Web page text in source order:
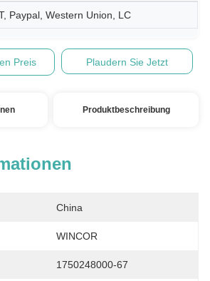
Paypal, Western Union, LC
Preis Plaudern Sie Jetzt
Produktbeschreibung
China
WINCOR
1750248000-67